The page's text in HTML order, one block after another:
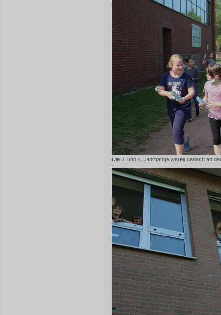
Die 3. und 4. Jahrgänge waren danach an